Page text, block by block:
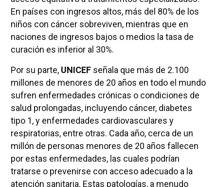
En países con ingresos altos, más del 80% de los
niños con cáncer sobreviven, mientras que en
naciones de ingresos bajos o medios la tasa de
curación es inferior al 30%.
Por su parte, UNICEFseñala que más de 2.100
millones de menores de 20 años en todo el mundo
sufren enfermedades crónicas o condiciones de
salud prolongadas, incluyendo cáncer, diabetes
tipo 1, y enfermedades cardiovasculares y
respiratorias, entre otras. Cada año, cerca de un
millón de personas menores de 20 años fallecen
por estas enfermedades, las cuales podrían
tratarse o prevenirse con acceso adecuado a la
atención sanitaria. Estas patologías, a menudo